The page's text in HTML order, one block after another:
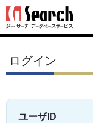
ログイン
ユーザID